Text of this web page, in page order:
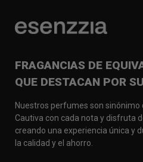
FRAGANCIAS DE
QUE DESTACAN POR
Nuestros perfumes son sinónimo
Cautiva con cada nota y disfruta
creando una experiencia única y
la calidad y el ahorro.